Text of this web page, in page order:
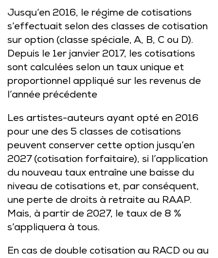
Jusqu’en 2016, le régime de cotisations
s’effectuait selon des classes de cotisation
sur option (classe spéciale, A, B, C ou D).
Depuis le 1er janvier 2017, les cotisations
sont calculées selon un taux unique et
proportionnel appliqué sur les revenus de
l’année précédente
Les artistes-auteurs ayant opté en 2016
pour une des 5 classes de cotisations
peuvent conserver cette option jusqu’en
2027 (cotisation forfaitaire), si l’application
du nouveau taux entraîne une baisse du
niveau de cotisations et, par conséquent,
une perte de droits à retraite au RAAP.
Mais, à partir de 2027, le taux de 8 %
s’appliquera à tous.
En cas de double cotisation au RACD ou au